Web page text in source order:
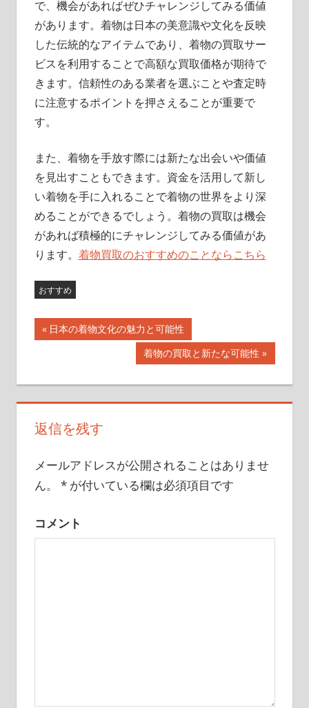
で、機会があればぜひチャレンジしてみる価値
があります。着物は日本の美意識や文化を反映
した伝統的なアイテムであり、着物の買取サー
ビスを利用することで高額な買取価格が期待で
きます。信頼性のある業者を選ぶことや査定時
に注意するポイントを押さえることが重要で
す。
また、着物を手放す際には新たな出会いや価値
を見出すこともできます。資金を活用して新し
い着物を手に入れることで着物の世界をより深
めることができるでしょう。着物の買取は機会
があれば積極的にチャレンジしてみる価値があ
ります。 着物買取のおすすめのことならこちら
おすすめ
投
ナ
ビ
ー
ョ
前
日本の着物文化の魅力と可能性
次
記
事:
着物の買取と新たな可能性
返信を残す
メールアドレスが公開されることはありませ
ん。
*が付いている欄は必須項目です
コメント